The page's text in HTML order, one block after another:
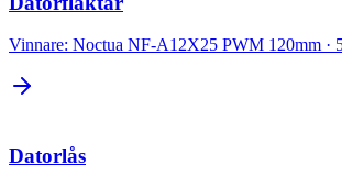
Vinnare: Noctua NF-A12X25 PWM 120mm ·
Datorlås